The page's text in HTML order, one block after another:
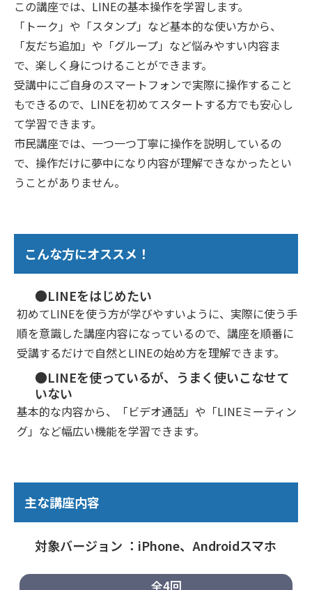
この講座では、LINEの基本操作を学習します。
「トーク」や「スタンプ」など基本的な使い方から、
「友だち追加」や「グループ」など悩みやすい内容ま
で、楽しく身につけることができます。
受講中にご自身のスマートフォンで実際に操作すること
もできるので、LINEを初めてスタートする方でも安心し
て学習できます。
市民講座では、一つ一つ丁寧に操作を説明しているの
で、操作だけに夢中になり内容が理解できなかったとい
うことがありません。
こんな方にオススメ！
●LINEをはじめたい
初めてLINEを使う方が学びやすいように、実際に使う手
順を意識した講座内容になっているので、講座を順番に
受講するだけで自然とLINEの始め方を理解できます。
●LINEを使っているが、うまく使いこなせて
いない
基本的な内容から、「ビデオ通話」や「LINEミーティン
グ」など幅広い機能を学習できます。
主な講座内容
対象バージョン ：iPhone、Androidスマホ
全4回